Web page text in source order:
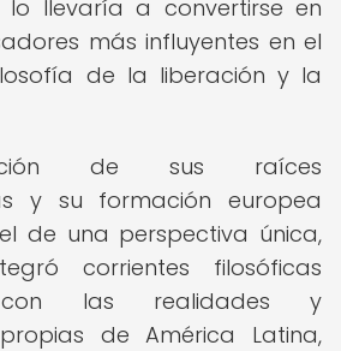
llevaría a convertirse en
más influyentes en el
de la liberación y la
de sus raíces
y su formación europea
de una perspectiva única,
corrientes filosóficas
con las realidades y
de América Latina,